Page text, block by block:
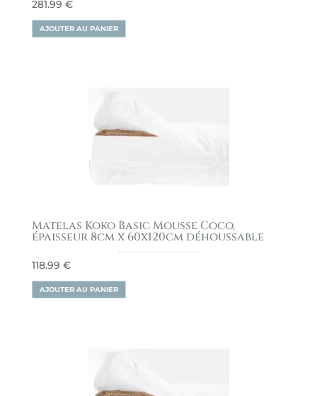
281.99 €
AJOUTER AU PANIER
Matelas Koko Basic Mousse Coco,
épaisseur 8cm x 60x120cm déhoussable
118.99 €
AJOUTER AU PANIER